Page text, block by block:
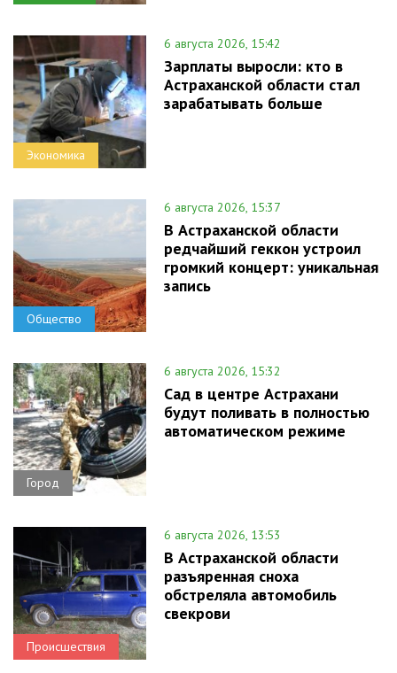
Экономика
6 августа 2026, 15:42
Зарплаты выросли: кто в
Астраханской области стал
зарабатывать больше
Общество
6 августа 2026, 15:37
В Астраханской области
редчайший геккон устроил
громкий концерт: уникальная
запись
Город
6 августа 2026, 15:32
Сад в центре Астрахани
будут поливать в полностью
автоматическом режиме
Происшествия
6 августа 2026, 13:53
В Астраханской области
разъяренная сноха
обстреляла автомобиль
свекрови